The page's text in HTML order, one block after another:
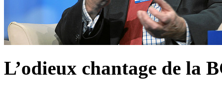
L’odieux chantage de la